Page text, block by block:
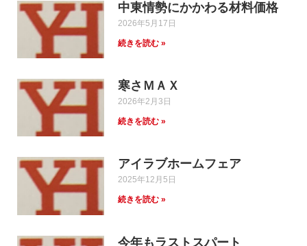
中東情勢にかかわる材料価格
2026年5月17日
続きを読む »
寒さＭＡＸ
2026年2月3日
続きを読む »
アイラブホームフェア
2025年12月5日
続きを読む »
今年もラストスパート